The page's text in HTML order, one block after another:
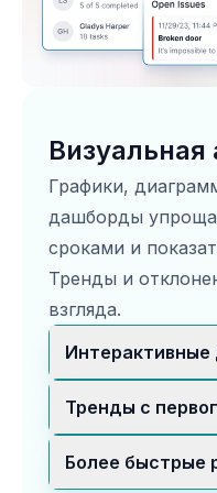
Визуальная
Графики,
дашборды
сроками и
Тренды и
взгляда.
фильтруйте
процентом
Тренды с
паттерны и
Более быстрые